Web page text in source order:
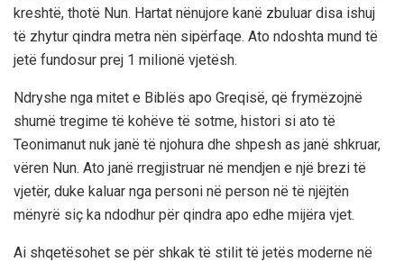
kreshtë, thotë Nun. Hartat nënujore kanë zbuluar disa ishuj
të zhytur qindra metra nën sipërfaqe. Ato ndoshta mund të
jetë fundosur prej 1 milionë vjetësh.
Ndryshe nga mitet e Biblës apo Greqisë, që frymëzojnë
shumë tregime të kohëve të sotme, histori si ato të
Teonimanut nuk janë të njohura dhe shpesh as janë shkruar,
vëren Nun. Ato janë rregjistruar në mendjen e një brezi të
vjetër, duke kaluar nga personi në person në të njëjtën
mënyrë siç ka ndodhur për qindra apo edhe mijëra vjet.
Ai shqetësohet se për shkak të stilit të jetës moderne në